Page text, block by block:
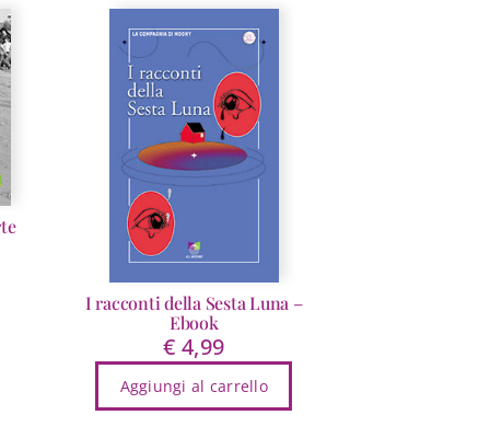
I racconti della Sesta Luna –
Ebook
€ 4,99
Aggiungi al carrello